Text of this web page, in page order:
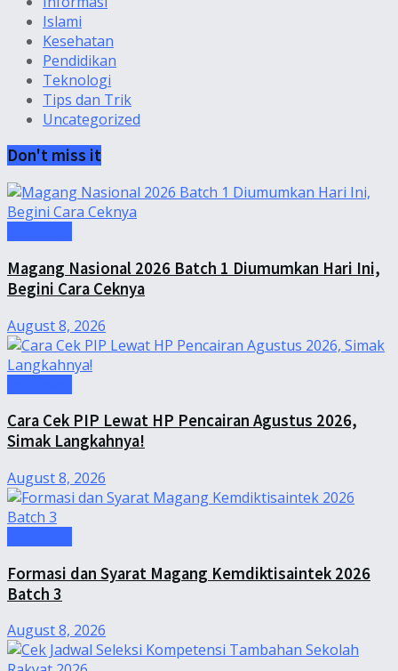
Islami
Kesehatan
Pendidikan
Teknologi
Tips dan Trik
Uncategorized
Don't miss it
Magang Nasional 2026 Batch 1 Diumumkan Hari Ini,
Begini Cara Ceknya
August 8, 2026
Cara Cek PIP Lewat HP Pencairan Agustus 2026,
Simak Langkahnya!
August 8, 2026
Formasi dan Syarat Magang Kemdiktisaintek 2026
Batch 3
August 8, 2026